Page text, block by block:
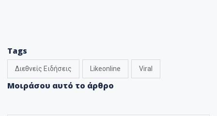
Tags
Διεθνείς Ειδήσεις Likeonline Viral
Μοιράσου αυτό το άρθρο